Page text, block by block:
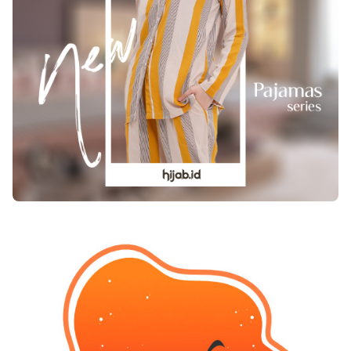
konsumen membuat keputusan lebih tepat.
Dengan pengalaman pribadi, transparansi, dan
interaksi aktif dengan audiens, review oleh
blogger terus menjadi referensi utama bagi
masyarakat yang ingin membeli produk dengan
pertimbangan matang.
untuk menempelkannya. Dekorasi ini bisa
ditempel di dinding untuk memberikan kesan
artsy yang sederhana dan unik. Jangan lupa
untuk dibersihkan dulu tutup botolnya, ya!
Mainan Anak Kali ini bisa kembali
memanfaatkan limbah botol plastik untuk
digunakan. Siapkan cat akrilik di dalam sebuah
mangkuk kecil, dan kertas atau kain polos.
Celupkan bagian bawah botol ke dalam cat, lalu
tempelkan di atas kertas atau kain. Dengan cara
ini, pola yang dibentuk dari bagian bawah botol
cap, anak-anak bisa berkreasi dengan senang.
Jadi, pemanfaatan limbah plastik sebenarnya
bisa dilakukan dengan sangat mudah. Hal yang
paling penting adalah selalu membersihkan
sampah plastik sebelum digunakan kembali.
Selamat berkreasi dengan limbah sampah